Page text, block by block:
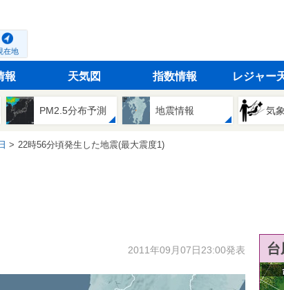
在地
報 天気図 指数情報 レジャー
PM2.5分布予測 地震情報 気
22時56分頃発生した地震(最大震度1)
2011年09月07日23:00発表